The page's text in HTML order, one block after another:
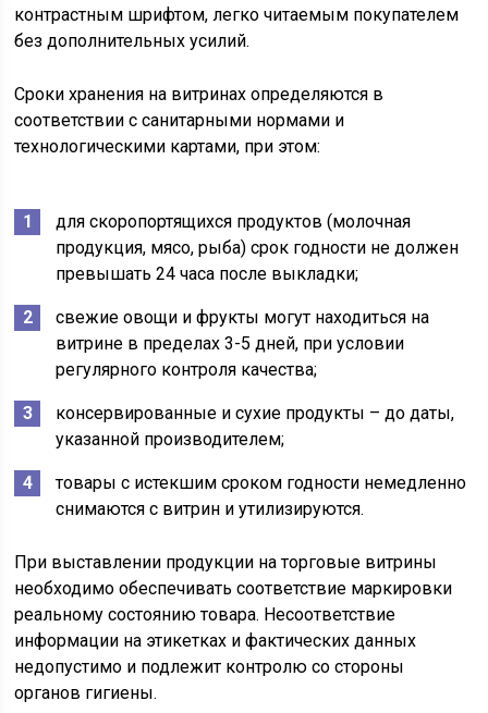
контрастным шрифтом, легко читаемым покупателем
без дополнительных усилий.
Сроки хранения на витринах определяются в
соответствии с санитарными нормами и
технологическими картами, при этом:
для скоропортящихся продуктов (молочная
продукция, мясо, рыба) срок годности не должен
превышать 24 часа после выкладки;
свежие овощи и фрукты могут находиться на
витрине в пределах 3-5 дней, при условии
регулярного контроля качества;
консервированные и сухие продукты – до даты,
указанной производителем;
товары с истекшим сроком годности немедленно
снимаются с витрин и утилизируются.
При выставлении продукции на торговые витрины
необходимо обеспечивать соответствие маркировки
реальному состоянию товара. Несоответствие
информации на этикетках и фактических данных
недопустимо и подлежит контролю со стороны
органов гигиены.